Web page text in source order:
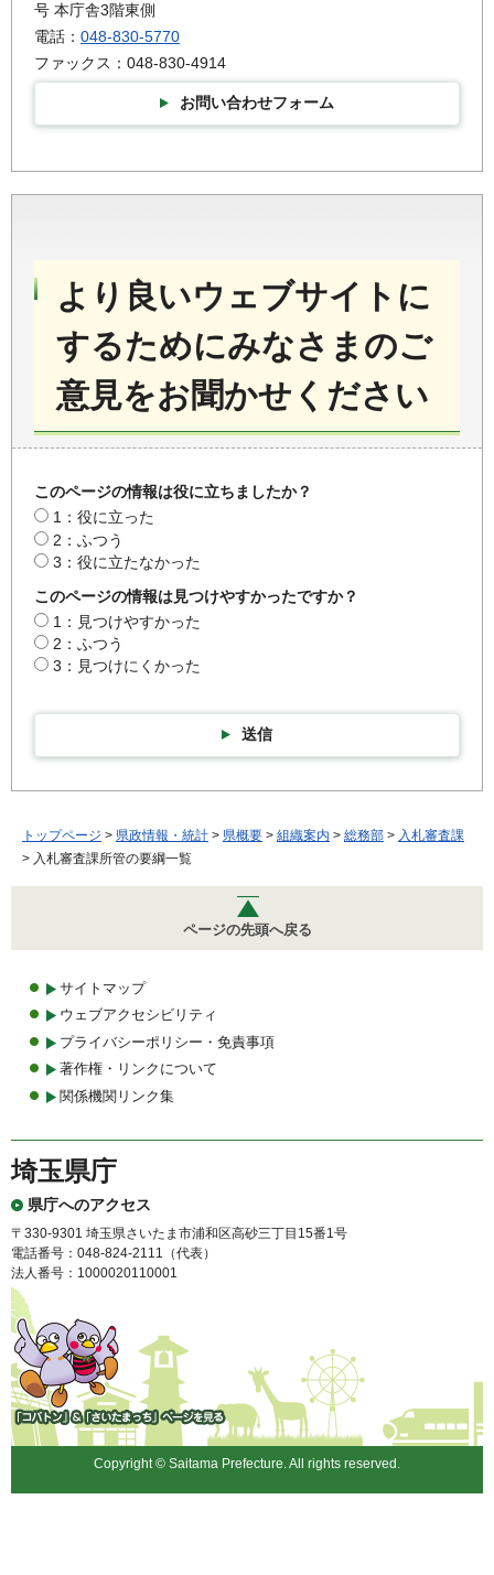
号 本庁舎3階東側
電話： 048-830-5770
ファックス：048-830-4914
お問い合わせフォーム
より良いウェブサイトに
するためにみなさまのご
意見をお聞かせください
このページの情報は役に立ちましたか？
1：役に立った
2：ふつう
3：役に立たなかった
このページの情報は見つけやすかったですか？
1：見つけやすかった
2：ふつう
3：見つけにくかった
送信
トップページ > 県政情報・統計 > 県概要 > 組織案内 > 総務部 > 入札審査課
> 入札審査課所管の要綱一覧
ページの先頭へ戻る
サイトマップ
ウェブアクセシビリティ
プライバシーポリシー・免責事項
著作権・リンクについて
関係機関リンク集
埼玉県庁
県庁へのアクセス
〒330-9301 埼玉県さいたま市浦和区高砂三丁目15番1号
電話番号：048-824-2111（代表）
法人番号：1000020110001
「コバトン」&「さいたまっ
ち」
Copyright © Saitama Prefecture. All rights reserved.